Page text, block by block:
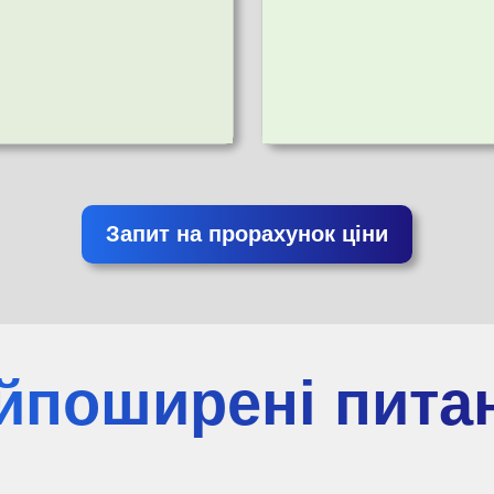
Запит на прорахунок ціни